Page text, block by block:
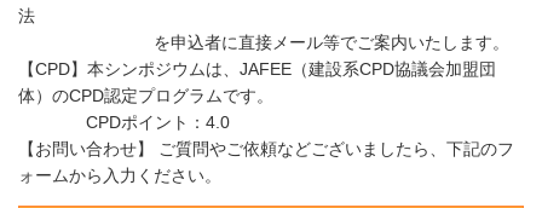
法
を申込者に直接メール等でご案内いたします。
【CPD】本シンポジウムは、JAFEE（建設系CPD協議会加盟団
体）のCPD認定プログラムです。
CPDポイント：4.0
【お問い合わせ】 ご質問やご依頼などございましたら、下記のフ
ォームから入力ください。